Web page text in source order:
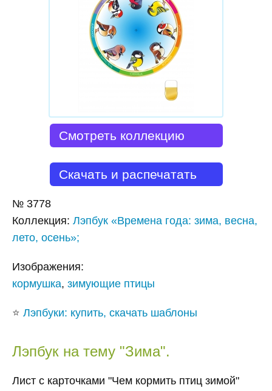
Смотреть коллекцию
Скачать и распечатать
№ 3778
Коллекция: Лэпбук «Времена года: зима, весна,
лето, осень»;
Изображения:
кормушка, зимующие птицы
⭐ Лэпбуки: купить, скачать шаблоны
Лэпбук на тему "Зима".
Лист с карточками "Чем кормить птиц зимой"